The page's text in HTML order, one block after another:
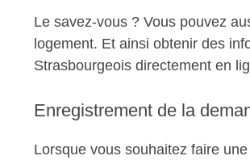
Le savez-vous ? Vous pouvez
logement. Et ainsi obtenir des
Strasbourgeois directement en
Enregistrement de la
Lorsque vous souhaitez faire